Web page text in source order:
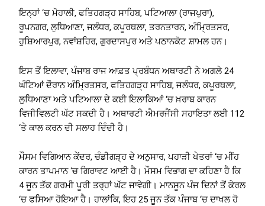
ਇਨ੍ਹਾਂ ‘ਚ ਮੋਹਾਲੀ, ਫਤਿਹਗੜ੍ਹ ਸਾਹਿਬ, ਪਟਿਆਲਾ (ਰਾਜਪੁਰਾ),
ਰੂਪਨਗਰ, ਲੁਧਿਆਣਾ, ਜਲੰਧਰ, ਕਪੂਰਥਲਾ, ਤਰਨਤਾਰਨ, ਅੰਮ੍ਰਿਤਸਰ,
ਹੁਸ਼ਿਆਰਪੁਰ, ਨਵਾਂਸ਼ਹਿਰ, ਗੁਰਦਾਸਪੁਰ ਅਤੇ ਪਠਾਨਕੋਟ ਸ਼ਾਮਲ ਹਨ।
ਇਸ ਤੋਂ ਇਲਾਵਾ, ਪੰਜਾਬ ਰਾਜ ਆਫ਼ਤ ਪ੍ਰਬੰਧਨ ਅਥਾਰਟੀ ਨੇ ਅਗਲੇ 24
ਘੰਟਿਆਂ ਦੌਰਾਨ ਅੰਮ੍ਰਿਤਸਰ, ਫਤਿਹਗੜ੍ਹ ਸਾਹਿਬ, ਜਲੰਧਰ, ਕਪੂਰਥਲਾ,
ਲੁਧਿਆਣਾ ਅਤੇ ਪਟਿਆਲਾ ਦੇ ਕਈ ਇਲਾਕਿਆਂ ‘ਚ ਖ਼ਰਾਬ ਕਾਰਨ
ਵਿਜੀਵਿਲਟੀ ਘੱਟ ਸਕਦੀ ਹੈ। ਅਥਾਰਟੀ ਐਮਰਜੈਂਸੀ ਸਹਾਇਤਾ ਲਈ 112
‘ਤੇ ਕਾਲ ਕਰਨ ਦੀ ਸਲਾਹ ਦਿੰਦੀ ਹੈ।
ਮੌਸਮ ਵਿਗਿਆਨ ਕੇਂਦਰ, ਚੰਡੀਗੜ੍ਹ ਦੇ ਅਨੁਸਾਰ, ਪਹਾੜੀ ਖੇਤਰਾਂ ‘ਚ ਮੀਂਹ
ਕਾਰਨ ਤਾਪਮਾਨ ‘ਚ ਗਿਰਾਵਟ ਆਈ ਹੈ। ਮੌਸਮ ਵਿਭਾਗ ਦਾ ਕਹਿਣਾ ਹੈ ਕਿ
4 ਜੂਨ ਤੱਕ ਗਰਮੀ ਪੂਰੀ ਤਰ੍ਹਾਂ ਘੱਟ ਜਾਵੇਗੀ। ਮਾਨਸੂਨ ਪੰਜ ਦਿਨਾਂ ਤੋਂ ਕੇਰਲ
‘ਚ ਫਸਿਆ ਹੋਇਆ ਹੈ। ਹਾਲਾਂਕਿ, ਇਹ 25 ਜੂਨ ਤੱਕ ਪੰਜਾਬ ‘ਚ ਦਾਖਲ ਹੋ